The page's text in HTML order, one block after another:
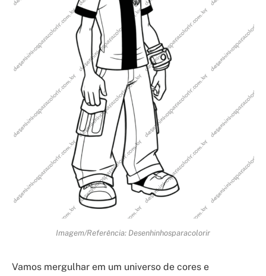
Imagem/Referência: Desenhinhosparacolorir
Vamos mergulhar em um universo de cores e